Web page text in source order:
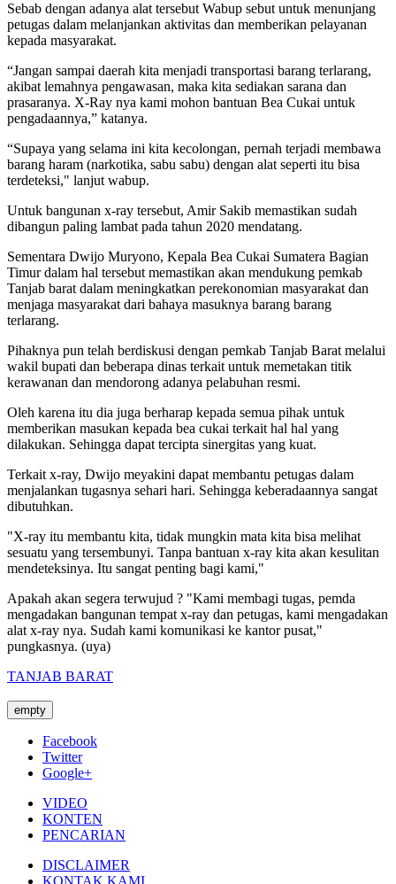
Sebab dengan adanya alat tersebut Wabup sebut untuk menunjang
petugas dalam melanjankan aktivitas dan memberikan pelayanan
kepada masyarakat.
“Jangan sampai daerah kita menjadi transportasi barang terlarang,
akibat lemahnya pengawasan, maka kita sediakan sarana dan
prasaranya. X-Ray nya kami mohon bantuan Bea Cukai untuk
pengadaannya,” katanya.
“Supaya yang selama ini kita kecolongan, pernah terjadi membawa
barang haram (narkotika, sabu sabu) dengan alat seperti itu bisa
terdeteksi," lanjut wabup.
Untuk bangunan x-ray tersebut, Amir Sakib memastikan sudah
dibangun paling lambat pada tahun 2020 mendatang.
Sementara Dwijo Muryono, Kepala Bea Cukai Sumatera Bagian
Timur dalam hal tersebut memastikan akan mendukung pemkab
Tanjab barat dalam meningkatkan perekonomian masyarakat dan
menjaga masyarakat dari bahaya masuknya barang barang
terlarang.
Pihaknya pun telah berdiskusi dengan pemkab Tanjab Barat melalui
wakil bupati dan beberapa dinas terkait untuk memetakan titik
kerawanan dan mendorong adanya pelabuhan resmi.
Oleh karena itu dia juga berharap kepada semua pihak untuk
memberikan masukan kepada bea cukai terkait hal hal yang
dilakukan. Sehingga dapat tercipta sinergitas yang kuat.
Terkait x-ray, Dwijo meyakini dapat membantu petugas dalam
menjalankan tugasnya sehari hari. Sehingga keberadaannya sangat
dibutuhkan.
"X-ray itu membantu kita, tidak mungkin mata kita bisa melihat
sesuatu yang tersembunyi. Tanpa bantuan x-ray kita akan kesulitan
mendeteksinya. Itu sangat penting bagi kami,"
Apakah akan segera terwujud ? "Kami membagi tugas, pemda
mengadakan bangunan tempat x-ray dan petugas, kami mengadakan
alat x-ray nya. Sudah kami komunikasi ke kantor pusat,"
pungkasnya. (uya)
TANJAB BARAT
empty
Facebook
Twitter
Google+
VIDEO
KONTEN
PENCARIAN
DISCLAIMER
KONTAK KAMI